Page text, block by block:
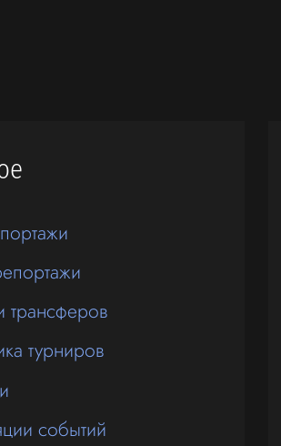
трансферов
турниров
событий